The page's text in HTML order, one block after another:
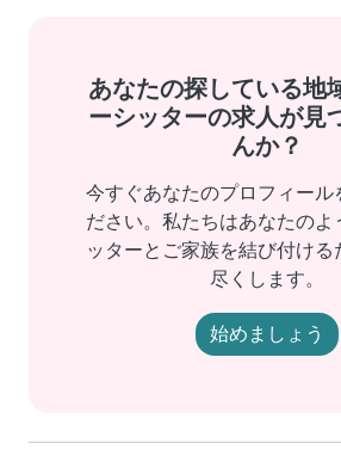
あなたの探している地
ーシッターの求人が見
んか？
今すぐあなたのプロフィール
ださい。私たちはあなたのよ
ッターとご家族を結び付ける
尽くします。
始めましょう